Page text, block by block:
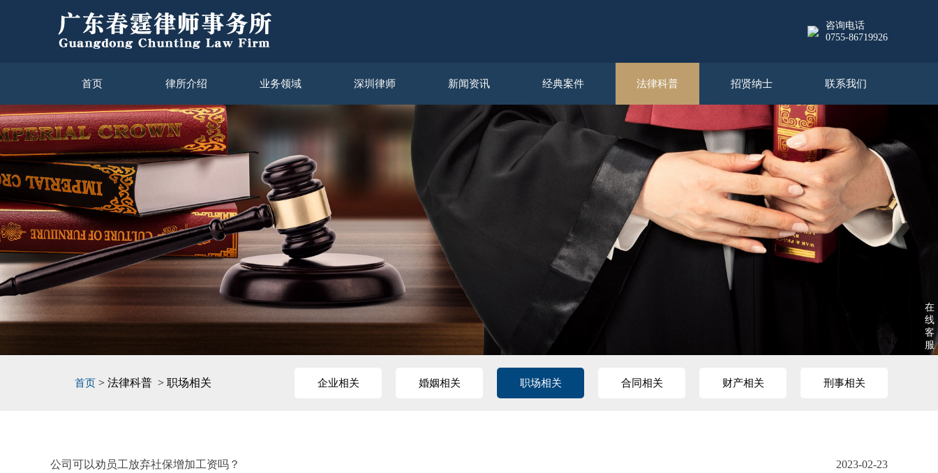
咨询电话
0755-86719926
首页 律所介绍 业务领域 深圳律师 新闻资讯 经典案件 法律科普 招贤纳士 联系我们
首页 > 法律科普 > 职场相关 企业相关 婚姻相关 职场相关 合同相关 财产相关 刑事相关
公司可以劝员工放弃社保增加工资吗？ 2023-02-23
在
线
客
服